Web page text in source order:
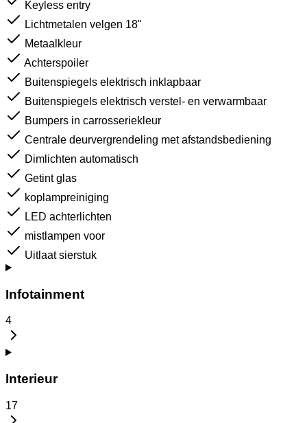
Keyless entry
Lichtmetalen velgen 18"
Metaalkleur
Achterspoiler
Buitenspiegels elektrisch inklapbaar
Buitenspiegels elektrisch verstel- en verwarmbaar
Bumpers in carrosseriekleur
Centrale deurvergrendeling met afstandsbediening
Dimlichten automatisch
Getint glas
koplampreiniging
LED achterlichten
mistlampen voor
Uitlaat sierstuk
Infotainment
4
Interieur
17